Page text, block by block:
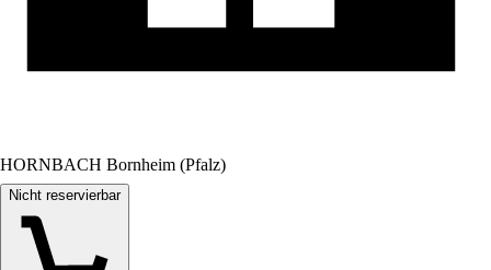
HORNBACH Bornheim (Pfalz)
Nicht reservierbar